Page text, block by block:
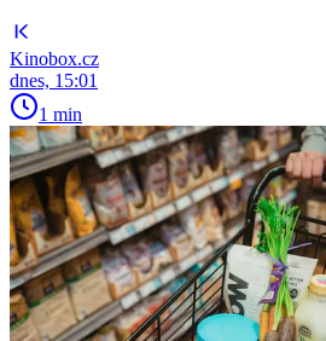
Kinobox.cz
dnes, 15:01
1 min